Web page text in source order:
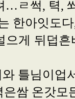
, 텨…ㄹ
이는
널으게
우리와
은쌈 온